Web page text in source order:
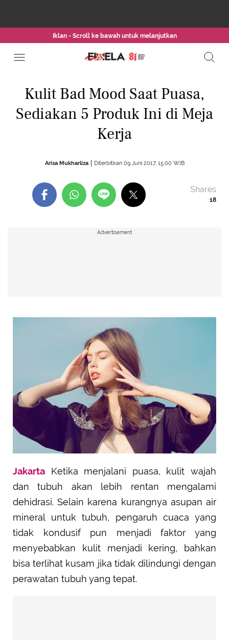
Iklan - Scroll ke bawah untuk melanjutkan
Kulit Bad Mood Saat Puasa,
Sediakan 5 Produk Ini di Meja
Kerja
Arisa Mukharliza Diterbitkan 09 Juni 2017, 15:00 WIB
18
Shares
Advertisement
Jakarta Ketika menjalani puasa, kulit wajah
dan tubuh akan lebih rentan mengalami
dehidrasi. Selain karena kurangnya asupan air
mineral untuk tubuh, pengaruh cuaca yang
tidak kondusif pun menjadi faktor yang
menyebabkan kulit menjadi kering, bahkan
bisa terlihat kusam jika tidak dilindungi dengan
perawatan tubuh yang tepat.